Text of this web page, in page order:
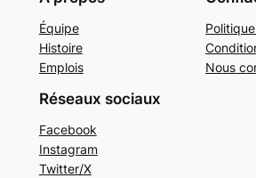
Équipe
Histoire
Emplois
Nous
Réseaux sociaux
Facebook
Instagram
Twitter/X